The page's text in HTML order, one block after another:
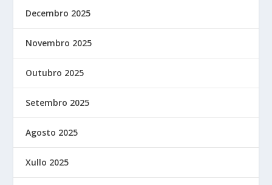
Decembro 2025
Novembro 2025
Outubro 2025
Setembro 2025
Agosto 2025
Xullo 2025